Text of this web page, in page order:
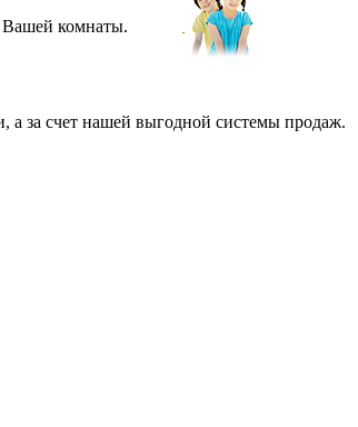
Вашей комнаты.
а за счет нашей выгодной системы продаж.